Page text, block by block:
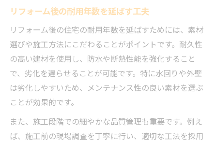
リフォーム後の耐用年数を延ばす工夫
リフォーム後の住宅の耐用年数を延ばすためには、素材
選びや施工方法にこだわることがポイントです。耐久性
の高い建材を使用し、防水や断熱性能を強化すること
で、劣化を遅らせることが可能です。特に水回りや外壁
は劣化しやすいため、メンテナンス性の良い素材を選ぶ
ことが効果的です。
また、施工段階での細やかな品質管理も重要です。例え
ば、施工前の現場調査を丁寧に行い、適切な工法を採用